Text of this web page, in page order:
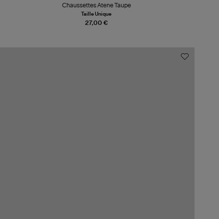
27,00 €
Chaussettes Atene Taupe
Taille Unique